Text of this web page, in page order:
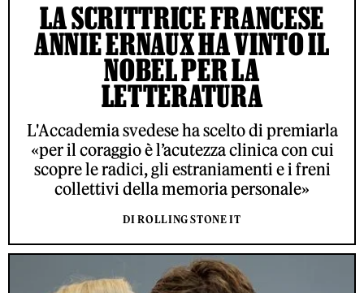
LA SCRITTRICE FRANCESE
ANNIE ERNAUX HA VINTO IL
NOBEL PER LA
LETTERATURA
L'Accademia svedese ha scelto di premiarla
«per il coraggio è l’acutezza clinica con cui
scopre le radici, gli estraniamenti e i freni
collettivi della memoria personale»
DI ROLLING STONE IT